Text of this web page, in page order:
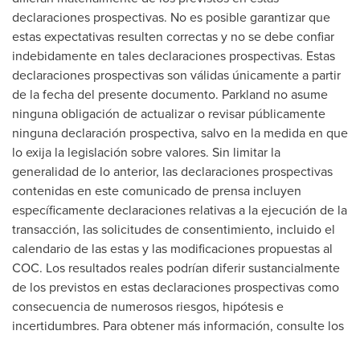
declaraciones prospectivas. No es posible garantizar que
estas expectativas resulten correctas y no se debe confiar
indebidamente en tales declaraciones prospectivas. Estas
declaraciones prospectivas son válidas únicamente a partir
de la fecha del presente documento. Parkland no asume
ninguna obligación de actualizar o revisar públicamente
ninguna declaración prospectiva, salvo en la medida en que
lo exija la legislación sobre valores. Sin limitar la
generalidad de lo anterior, las declaraciones prospectivas
contenidas en este comunicado de prensa incluyen
específicamente declaraciones relativas a la ejecución de la
transacción, las solicitudes de consentimiento, incluido el
calendario de las estas y las modificaciones propuestas al
COC. Los resultados reales podrían diferir sustancialmente
de los previstos en estas declaraciones prospectivas como
consecuencia de numerosos riesgos, hipótesis e
incertidumbres. Para obtener más información, consulte los